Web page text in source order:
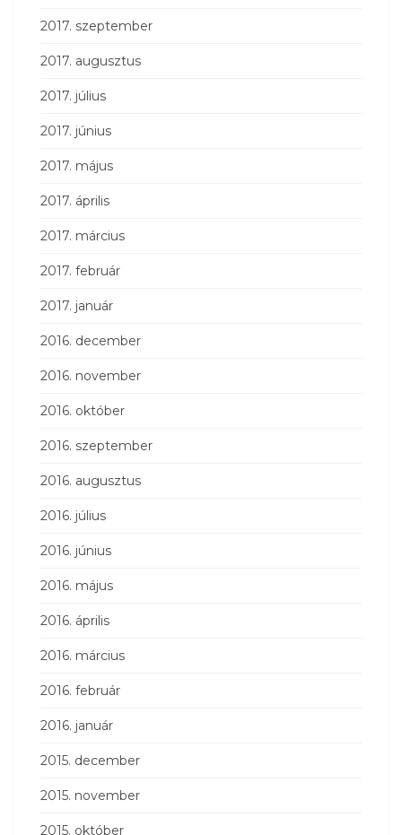
2017. szeptember
2017. augusztus
2017. július
2017. június
2017. május
2017. április
2017. március
2017. február
2017. január
2016. december
2016. november
2016. október
2016. szeptember
2016. augusztus
2016. július
2016. június
2016. május
2016. április
2016. március
2016. február
2016. január
2015. december
2015. november
2015. október